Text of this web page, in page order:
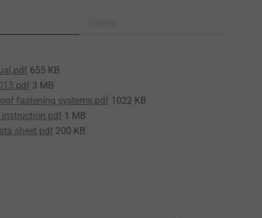
655 KB
3 MB
fastening systems.pdf 1022 KB
instruction.pdf 1 MB
sheet.pdf 200 KB